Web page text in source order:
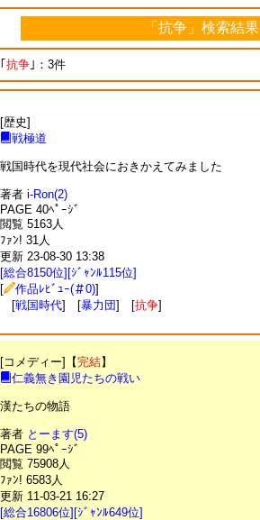
「抗争」検索結果
｢ 抗争 ｣：3件
[歴史]
戦極道
戦国時代を現代社会におきかえてみました
著者 i-Ron(2)
PAGE 40ﾍﾟｰｼﾞ
閲覧 5163人
ﾌｧﾝ! 31人
更新 23-08-30 13:38
[総合8150位][ｼﾞｬﾝﾙ115位]
[
作品ﾚﾋﾞｭｰ(＃0)]
[戦国時代] [暴力団] [抗争]
[コメディー]【完結】
仁義無き園児たちの戦い
漢たちの物語
著者 とーます(5)
PAGE 99ﾍﾟｰｼﾞ
閲覧 75908人
ﾌｧﾝ! 6583人
更新 11-03-21 16:27
[総合16806位][ｼﾞｬﾝﾙ649位]